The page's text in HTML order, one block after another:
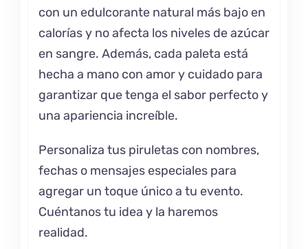
con un edulcorante natural más bajo en
calorías y no afecta los niveles de azúcar
en sangre. Además, cada paleta está
hecha a mano con amor y cuidado para
garantizar que tenga el sabor perfecto y
una apariencia increíble.
Personaliza tus piruletas con nombres,
fechas o mensajes especiales para
agregar un toque único a tu evento.
Cuéntanos tu idea y la haremos
realidad.